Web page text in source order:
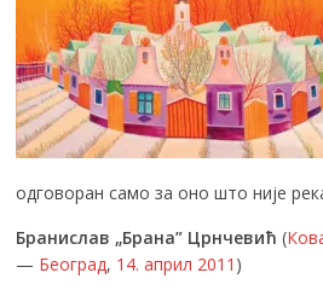
одговоран само за оно што није
Бранислав „Брана” Црнчевић (
— Београд, 14. април 2011 )